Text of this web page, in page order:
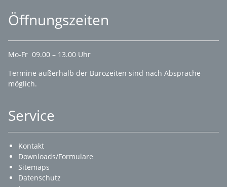
Öffnungszeiten
Mo-Fr 09.00 – 13.00 Uhr
Termine außerhalb der Bürozeiten sind nach Absprache
möglich.
Service
Kontakt
Downloads/Formulare
Sitemaps
Datenschutz